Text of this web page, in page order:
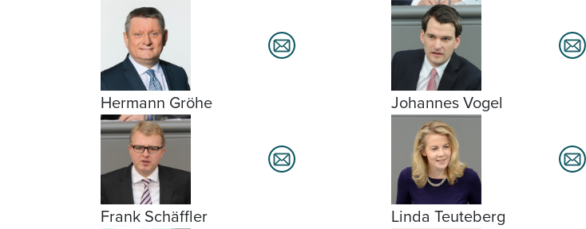
Hermann Gröhe Johannes Vogel
Frank Schäffler Linda Teuteberg